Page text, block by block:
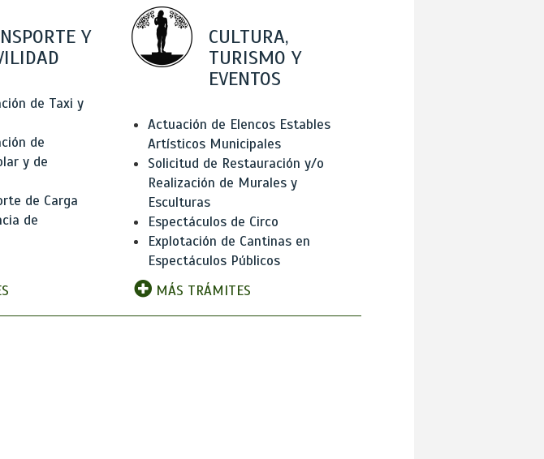
Y
de Taxi y
de
y de
de Carga
de
CULTURA,
TURISMO Y
EVENTOS
Actuación de Elencos Estables
Artísticos Municipales
Solicitud de Restauración y/o
Realización de Murales y
Esculturas
Espectáculos de Circo
Explotación de Cantinas en
Espectáculos Públicos
MÁS TRÁMITES